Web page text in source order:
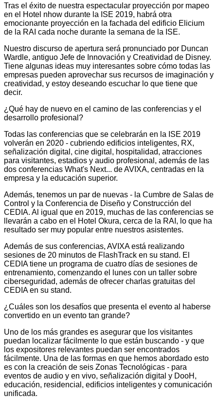
Tras el éxito de nuestra espectacular proyección por mapeo
en el Hotel nhow durante la ISE 2019, habrá otra
emocionante proyección en la fachada del edificio Elicium
de la RAI cada noche durante la semana de la ISE.
Nuestro discurso de apertura será pronunciado por Duncan
Wardle, antiguo Jefe de Innovación y Creatividad de Disney.
Tiene algunas ideas muy interesantes sobre cómo todas las
empresas pueden aprovechar sus recursos de imaginación y
creatividad, y estoy deseando escuchar lo que tiene que
decir.
¿Qué hay de nuevo en el camino de las conferencias y el
desarrollo profesional?
Todas las conferencias que se celebrarán en la ISE 2019
volverán en 2020 - cubriendo edificios inteligentes, RX,
señalización digital, cine digital, hospitalidad, atracciones
para visitantes, estadios y audio profesional, además de las
dos conferencias What's Next... de AVIXA, centradas en la
empresa y la educación superior.
Además, tenemos un par de nuevas - la Cumbre de Salas de
Control y la Conferencia de Diseño y Construcción del
CEDIA. Al igual que en 2019, muchas de las conferencias se
llevarán a cabo en el Hotel Okura, cerca de la RAI, lo que ha
resultado ser muy popular entre nuestros asistentes.
Además de sus conferencias, AVIXA está realizando
sesiones de 20 minutos de FlashTrack en su stand. El
CEDIA tiene un programa de cuatro días de sesiones de
entrenamiento, comenzando el lunes con un taller sobre
ciberseguridad, además de ofrecer charlas gratuitas del
CEDIA en su stand.
¿Cuáles son los desafíos que presenta el evento al haberse
convertido en un evento tan grande?
Uno de los más grandes es asegurar que los visitantes
puedan localizar fácilmente lo que están buscando - y que
los expositores relevantes puedan ser encontrados
fácilmente. Una de las formas en que hemos abordado esto
es con la creación de seis Zonas Tecnológicas - para
eventos de audio y en vivo, señalización digital y DooH,
educación, residencial, edificios inteligentes y comunicación
unificada.